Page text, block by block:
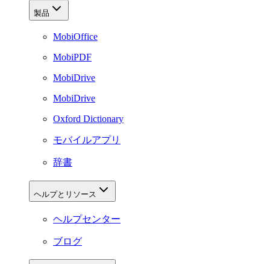
製品
MobiOffice
MobiPDF
MobiDrive
MobiDrive
Oxford Dictionary
モバイルアプリ
辞書
ヘルプとリソース
ヘルプセンター
ブログ